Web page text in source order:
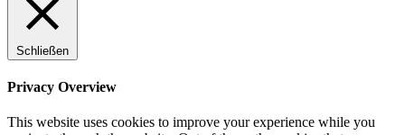
Schließen
Privacy Overview
This website uses cookies to improve your experience while you